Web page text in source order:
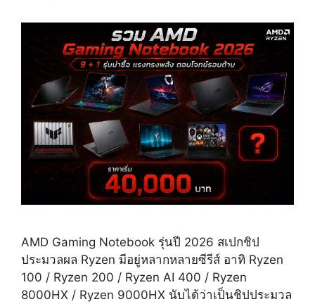
AMD Gaming Notebook รุ่นปี 2026 สเปกชิป
ประมวลผล Ryzen มีอยู่หลากหลายซีรีส์ อาทิ Ryzen
100 / Ryzen 200 / Ryzen AI 400 / Ryzen
8000HX / Ryzen 9000HX นับได้ว่าเป็นชิปประมวล